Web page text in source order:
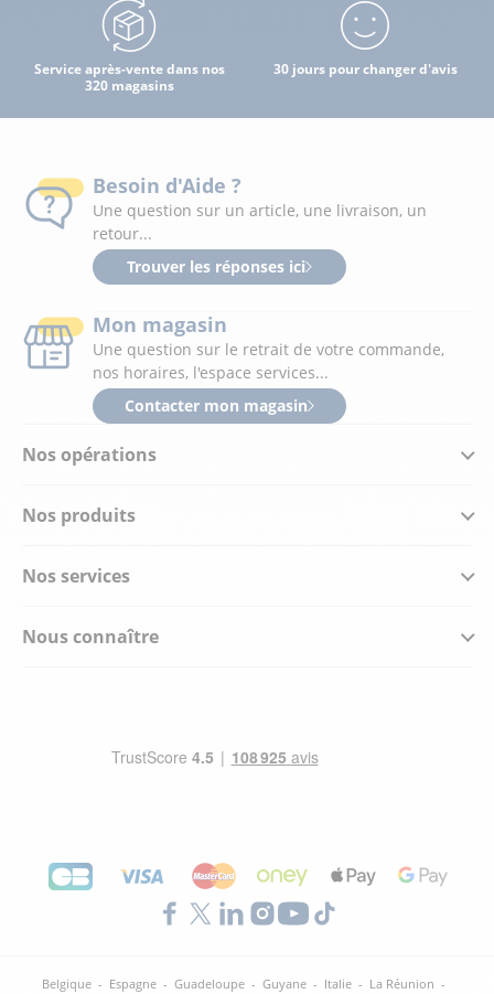
Service après-vente dans nos
320 magasins
30 jours pour changer d'avis
Nos opérations
Nos produits
Nos services
Nous connaître
Besoin d'Aide ?
Une question sur un article, une livraison, un
retour...
Trouver les réponses ici
Mon magasin
Une question sur le retrait de votre commande,
nos horaires, l'espace services...
Contacter mon magasin
Belgique - Espagne - Guadeloupe - Guyane - Italie - La Réunion -